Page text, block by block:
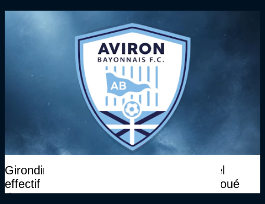
Girondins4Ever - Tout savoir sur le nouvel
effectif de l'Aviron Bayonnais, qui a déjà joué
deux matches amicaux